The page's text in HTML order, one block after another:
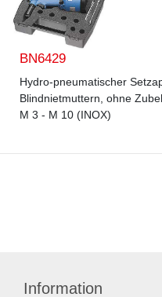
BN6429
Hydro-pneumatischer
Blindnietmuttern, ohne
M 3 - M 10 (INOX)
Information